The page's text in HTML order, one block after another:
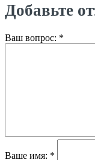
Добавьте
Ваш вопрос: *
Ваше имя: *